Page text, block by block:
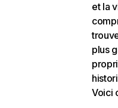
et la
plus
Voici